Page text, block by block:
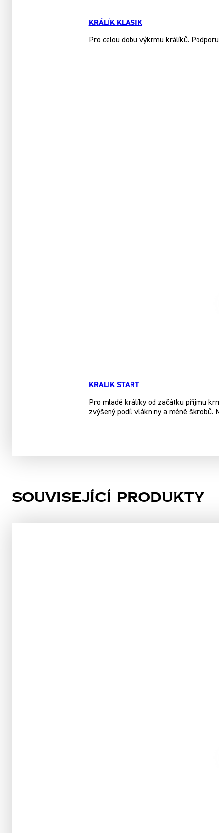
KRÁLÍK KLASIK
Pro celou dobu výkrmu králíků.
KRÁLÍK START
Pro mladé králíky od začátku příjmu
zvýšený podíl vlákniny a méně škrobů.
Související produkty